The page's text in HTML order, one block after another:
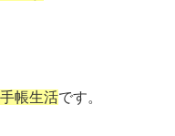
帳生活です。